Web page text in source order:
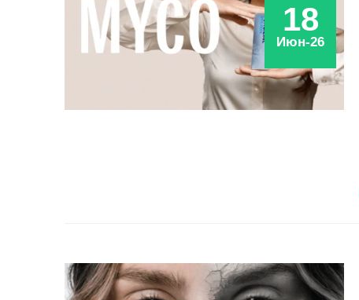
18
Июн-26